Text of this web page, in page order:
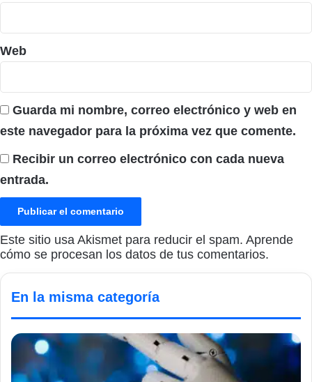
Web
Guarda mi nombre, correo electrónico y web en
este navegador para la próxima vez que comente.
Recibir un correo electrónico con cada nueva
entrada.
Este sitio usa Akismet para reducir el spam. Aprende
cómo se procesan los datos de tus comentarios.
En la misma categoría